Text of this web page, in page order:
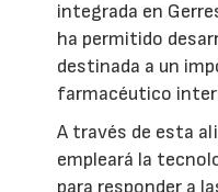
integrada en
ha permitido
destinada a un
farmacéutico
A través de esta
empleará la
para responder a